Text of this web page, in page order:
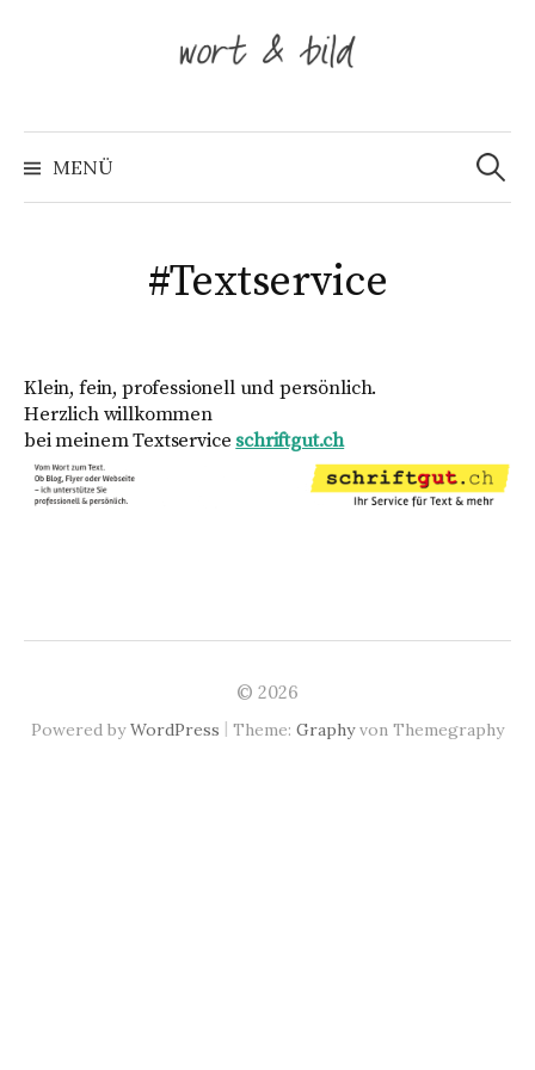
MENÜ
Suche
nach:
#Textservice
Klein, fein, professionell und persönlich.
Herzlich willkommen
bei meinem Textservice schriftgut.ch
© 2026
Powered byWordPress | Theme: Graphyvon Themegraphy